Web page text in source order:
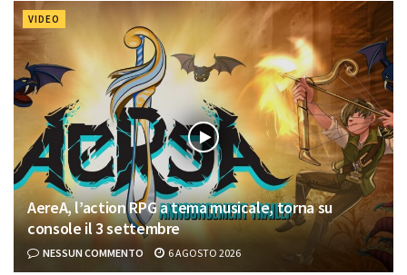
VIDEO
AereA, l’action RPG a tema musicale, torna su
console il 3 settembre
NESSUN COMMENTO 6 AGOSTO 2026